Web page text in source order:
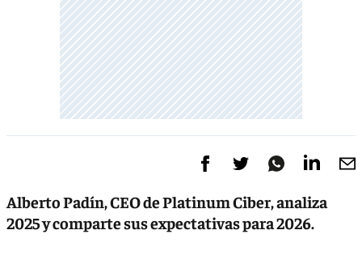
Alberto Padín, CEO de Platinum Ciber, analiza
2025 y comparte sus expectativas para 2026.